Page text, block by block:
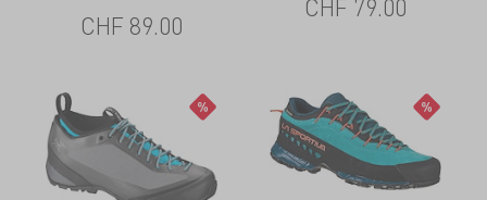
CHF 89.00
CHF 79.00